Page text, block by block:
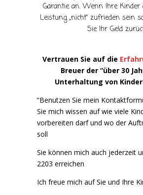
Garantie an. Wenn Ihre Kinder
Leistung „nicht“ zufrieden sein
Sie Ihr Geld
Vertrauen Sie auf die
Breuer der “über 30
Unterhaltung von
“Benutzen Sie mein
Sie mich wissen auf wie viele
vorbereiten darf und wo der
soll
Sie können mich auch jederzeit
2203 erreichen
Ich freue mich auf Sie und Ihre